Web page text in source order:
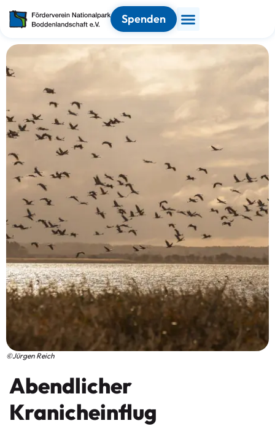
Spenden
©Jürgen Reich
Abendlicher
Kranicheinflug